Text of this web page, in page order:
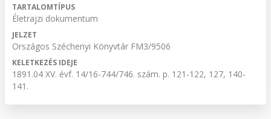
TARTALOMTÍPUS
Életrajzi dokumentum
JELZET
Országos Széchenyi Könyvtár FM3/9506
KELETKEZÉS IDEJE
1891.04 XV. évf. 14/16-744/746. szám. p. 121-122, 127, 140-
141.